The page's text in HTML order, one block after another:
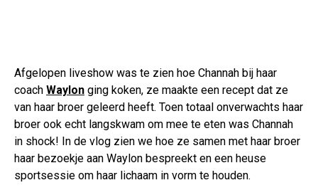
Afgelopen liveshow was te zien hoe Channah bij haar
coach Waylon ging koken, ze maakte een recept dat ze
van haar broer geleerd heeft. Toen totaal onverwachts haar
broer ook echt langskwam om mee te eten was Channah
in shock! In de vlog zien we hoe ze samen met haar broer
haar bezoekje aan Waylon bespreekt en een heuse
sportsessie om haar lichaam in vorm te houden.